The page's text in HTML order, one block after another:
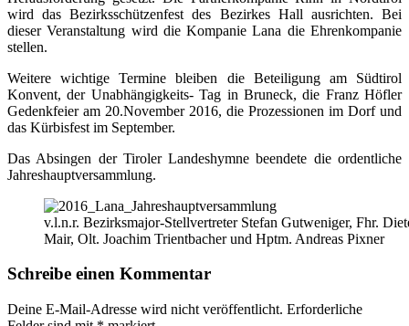
wird das Bezirksschützenfest des Bezirkes Hall ausrichten. Bei
dieser Veranstaltung wird die Kompanie Lana die Ehrenkompanie
stellen.
Weitere wichtige Termine bleiben die Beteiligung am Südtirol
Konvent, der Unabhängigkeits- Tag in Bruneck, die Franz Höfler
Gedenkfeier am 20.November 2016, die Prozessionen im Dorf und
das Kürbisfest im September.
Das Absingen der Tiroler Landeshymne beendete die ordentliche
Jahreshauptversammlung.
v.l.n.r. Bezirksmajor-Stellvertreter Stefan Gutweniger, Fhr.
Mair, Olt. Joachim Trientbacher und Hptm. Andreas Pixner
Schreibe einen Kommentar
Deine E-Mail-Adresse wird nicht veröffentlicht. Erforderliche